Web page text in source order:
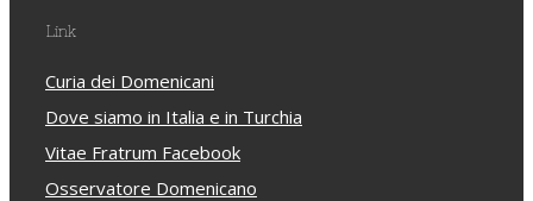
Link
Curia dei Domenicani
Dove siamo in Italia e in Turchia
Vitae Fratrum Facebook
Osservatore Domenicano